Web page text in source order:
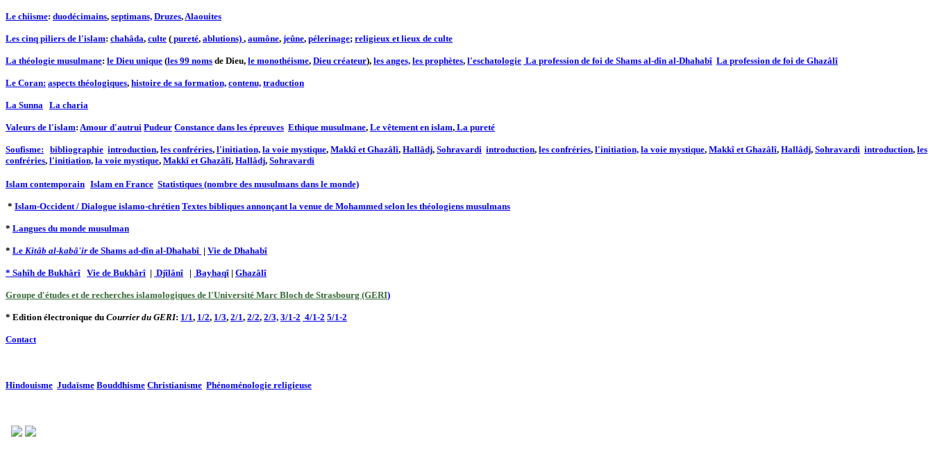
Le chiisme: duodécimains, septimans, Druzes,Alaouites
Les cinq piliers de l'islam: chahâda, culte ( pureté, ablutions) , aumône, jeûne, pélerinage; religieux et lieux de culte
La théologie musulmane: le Dieu unique (les 99 noms de Dieu, le monothéisme, Dieu créateur), les anges, les prophètes, l'eschatologie La profession de foi de Shams al-dîn al-Dhahabî La profession de foi de Ghazâlî
Le Coran: aspects théologiques, histoire de sa formation, contenu, traduction
La Sunna La charia
Valeurs de l'islam: Amour d'autrui Pudeur Constance dans les épreuves Ethique musulmane, Le vêtement en islam, La pureté
Soufisme: bibliographie introduction, les confréries, l'initiation, la voie mystique, Makkî et Ghazâlî, Hallâdj, Sohravardi introduction, les confréries, l'initiation, la voie mystique, Makkî et Ghazâlî, Hallâdj, Sohravardi introduction, les
confréries, l'initiation, la voie mystique, Makkî et Ghazâlî, Hallâdj, Sohravardi
Islam contemporain Islam en France Statistiques (nombre des musulmans dans le monde)
* Islam-Occident / Dialogue islamo-chrétien Textes bibliques annonçant la venue de Mohammed selon les théologiens musulmans
* Langues du monde musulman
* Le Kitâb al-kabâ'ir de Shams ad-dîn al-Dhahabî | Vie de Dhahabî
* Sahîh de Bukhârî Vie de Bukhârî | Djîlânî | Bayhaqî | Ghazâlî
Groupe d'études et de recherches islamologiques de l'Université Marc Bloch de Strasbourg (GERI)
* Edition électronique du Courrier du GERI: 1/1, 1/2, 1/3, 2/1, 2/2, 2/3, 3/1-2 4/1-2 5/1-2
Contact
Hindouisme Judaïsme Bouddhisme Christianisme Phénoménologie religieuse